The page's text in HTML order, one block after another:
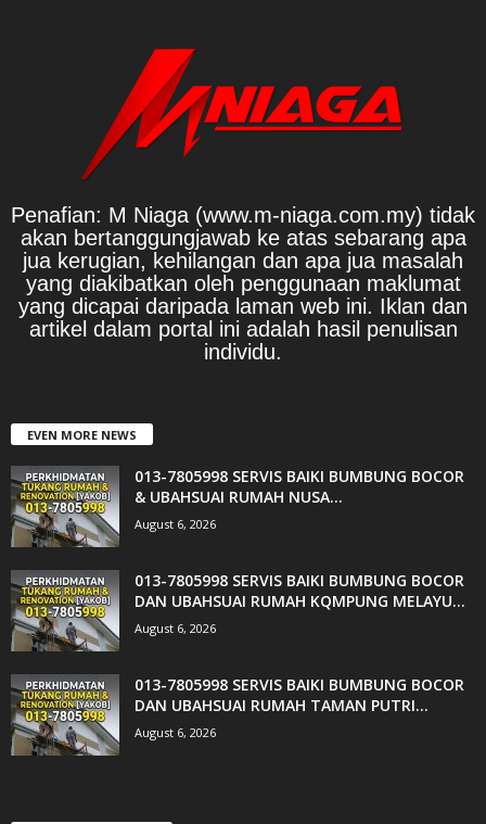
Penafian: M Niaga (www.m-niaga.com.my) tidak
akan bertanggungjawab ke atas sebarang apa
jua kerugian, kehilangan dan apa jua masalah
yang diakibatkan oleh penggunaan maklumat
yang dicapai daripada laman web ini. Iklan dan
artikel dalam portal ini adalah hasil penulisan
individu.
EVEN MORE NEWS
013-7805998 SERVIS BAIKI BUMBUNG BOCOR
& UBAHSUAI RUMAH NUSA...
August 6, 2026
013-7805998 SERVIS BAIKI BUMBUNG BOCOR
DAN UBAHSUAI RUMAH KQMPUNG MELAYU...
August 6, 2026
013-7805998 SERVIS BAIKI BUMBUNG BOCOR
DAN UBAHSUAI RUMAH TAMAN PUTRI...
August 6, 2026